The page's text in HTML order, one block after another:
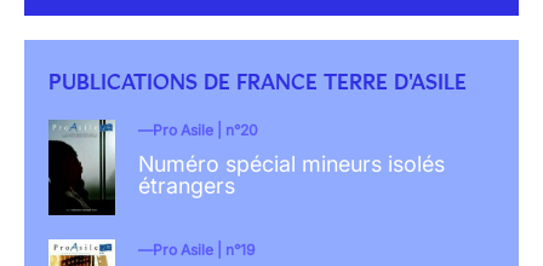
PUBLICATIONS DE FRANCE TERRE D'ASILE
Pro Asile | n°20
Numéro spécial mineurs isolés
étrangers
Pro Asile | n°19